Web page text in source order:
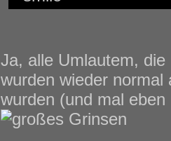
Ja, alle Umlautem,
wurden wieder
wurden (und mal